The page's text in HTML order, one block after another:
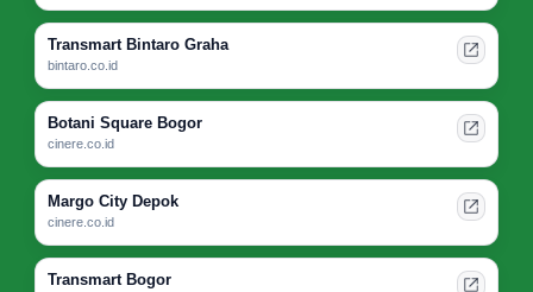
Transmart Bintaro Graha
bintaro.co.id
Botani Square Bogor
cinere.co.id
Margo City Depok
cinere.co.id
Transmart Bogor